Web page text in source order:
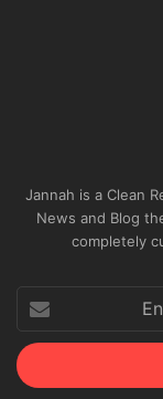
Jannah is a Clean
News and Blog
completely
your
Email
address